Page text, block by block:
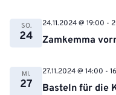
SO.
24 Zamkemma
24.11.2024 @ 19:00 -
MI.
27 Basteln für die
27.11.2024 @ 14:00 -